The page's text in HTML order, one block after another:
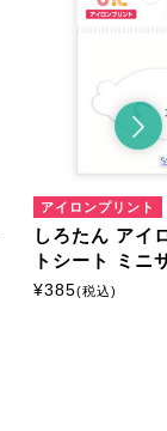
アイロンプリント
しろたん アイ
トシート ミニ
¥385(税込)